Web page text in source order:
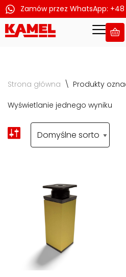
Przejdź
Zamów przez WhatsApp: +48
Strona główna \ Produkty
Wyświetlanie jednego wyniku